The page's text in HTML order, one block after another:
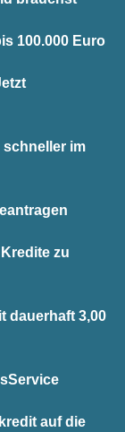
100.000 Euro
schneller im
zu
dauerhaft 3,00
auf die